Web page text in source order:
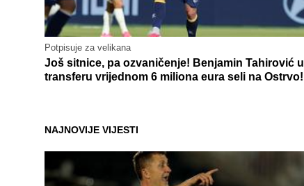
Potpisuje za velikana
Još sitnice, pa ozvaničenje! Benjamin Tahirović u
transferu vrijednom 6 miliona eura seli na Ostrvo!
NAJNOVIJE VIJESTI